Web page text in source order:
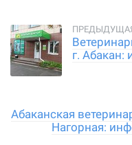
г.
Абаканская
Нагорная: